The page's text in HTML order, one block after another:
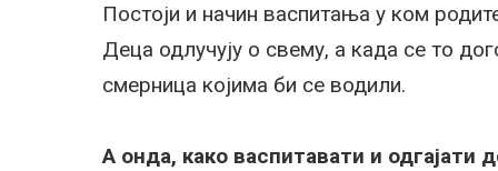
Постоји и начин васпитања у ком
Деца одлучују о свему, а када се то
смерница којима би се водили.
А онда, како васпитавати и одгајати